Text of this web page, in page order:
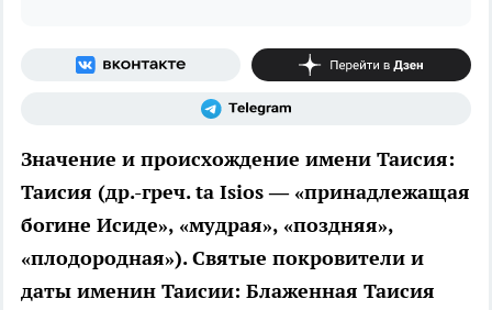
Значение и происхождение имени Таисия:
Таисия (др.-греч. ta Isios — «принадлежащая
богине Иcиде», «мудрая», «поздняя»,
«плодородная»). Святые покровители и
даты именин Таисии: Блаженная Таисия